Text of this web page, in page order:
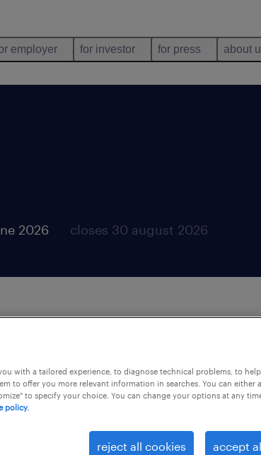
employer for investor for press about
2026 closes 30 august 2026
with a tailored experience, to diagnose technical problems, to
to offer you more relevant information in searches. You can either
to specify your choice. You can change your options at any
policy.
reject all cookies accept